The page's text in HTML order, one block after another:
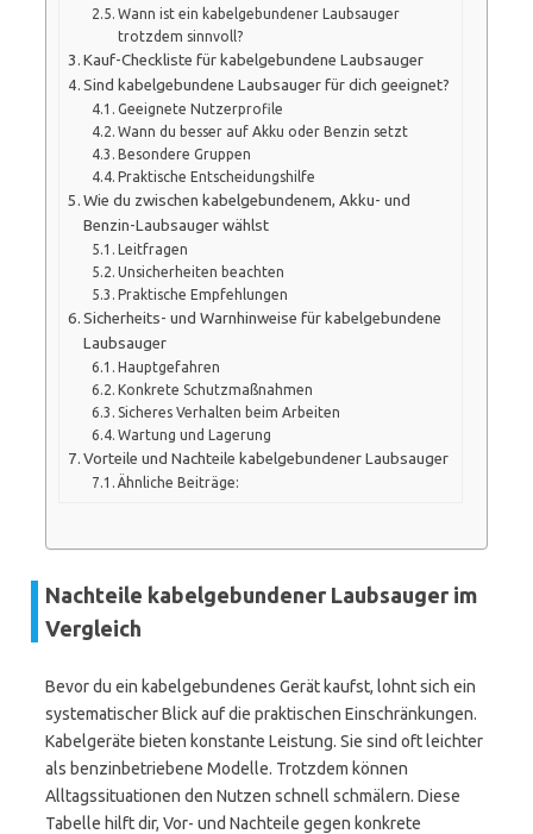
Wann ist ein kabelgebundener Laubsauger
trotzdem sinnvoll?
Kauf-Checkliste für kabelgebundene Laubsauger
Sind kabelgebundene Laubsauger für dich geeignet?
Geeignete Nutzerprofile
Wann du besser auf Akku oder Benzin setzt
Besondere Gruppen
Praktische Entscheidungshilfe
Wie du zwischen kabelgebundenem, Akku- und
Benzin-Laubsauger wählst
Leitfragen
Unsicherheiten beachten
Praktische Empfehlungen
Sicherheits- und Warnhinweise für kabelgebundene
Laubsauger
Hauptgefahren
Konkrete Schutzmaßnahmen
Sicheres Verhalten beim Arbeiten
Wartung und Lagerung
Vorteile und Nachteile kabelgebundener Laubsauger
Ähnliche Beiträge:
Nachteile kabelgebundener Laubsauger im
Vergleich
Bevor du ein kabelgebundenes Gerät kaufst, lohnt sich ein
systematischer Blick auf die praktischen Einschränkungen.
Kabelgeräte bieten konstante Leistung. Sie sind oft leichter
als benzinbetriebene Modelle. Trotzdem können
Alltagssituationen den Nutzen schnell schmälern. Diese
Tabelle hilft dir, Vor- und Nachteile gegen konkrete